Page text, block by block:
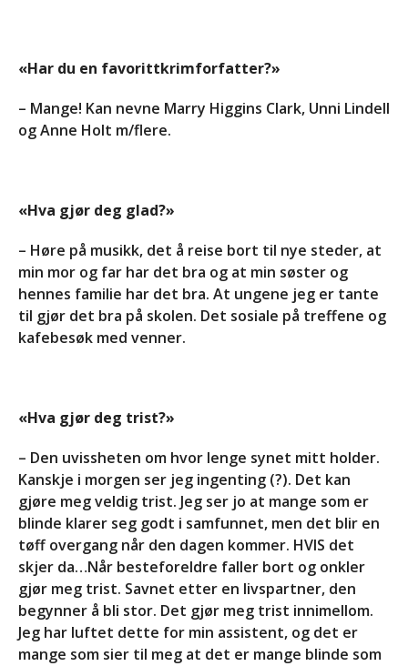
«Har du en favorittkrimforfatter?»
– Mange! Kan nevne Marry Higgins Clark, Unni Lindell
og Anne Holt m/flere.
«Hva gjør deg glad?»
– Høre på musikk, det å reise bort til nye steder, at
min mor og far har det bra og at min søster og
hennes familie har det bra. At ungene jeg er tante
til gjør det bra på skolen. Det sosiale på treffene og
kafebesøk med venner.
«Hva gjør deg trist?»
– Den uvissheten om hvor lenge synet mitt holder.
Kanskje i morgen ser jeg ingenting (?). Det kan
gjøre meg veldig trist. Jeg ser jo at mange som er
blinde klarer seg godt i samfunnet, men det blir en
tøff overgang når den dagen kommer. HVIS det
skjer da…Når besteforeldre faller bort og onkler
gjør meg trist. Savnet etter en livspartner, den
begynner å bli stor. Det gjør meg trist innimellom.
Jeg har luftet dette for min assistent, og det er
mange som sier til meg at det er mange blinde som